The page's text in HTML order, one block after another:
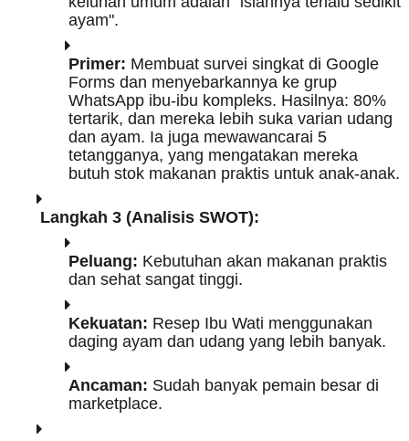
ayam".
Primer: Membuat survei singkat di Google
Forms dan menyebarkannya ke grup
WhatsApp ibu-ibu kompleks. Hasilnya: 80%
tertarik, dan mereka lebih suka varian udang
dan ayam. Ia juga mewawancarai 5
tetangganya, yang mengatakan mereka
butuh stok makanan praktis untuk anak-anak.
Langkah 3 (Analisis SWOT):
Peluang: Kebutuhan akan makanan praktis
dan sehat sangat tinggi.
Kekuatan: Resep Ibu Wati menggunakan
daging ayam dan udang yang lebih banyak.
Ancaman: Sudah banyak pemain besar di
marketplace.